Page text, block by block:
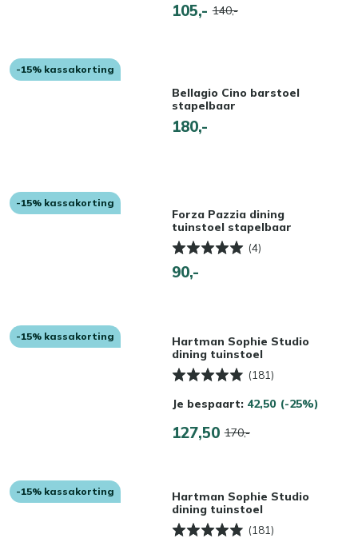
105,- 140,-
-15% kassakorting
Bellagio Cino barstoel
stapelbaar
180,-
-15% kassakorting
Forza Pazzia dining
tuinstoel stapelbaar
(4)
90,-
-15% kassakorting
Hartman Sophie Studio
dining tuinstoel
(181)
Je bespaart: 42,50 (-25%)
127,50 170,-
-15% kassakorting
Hartman Sophie Studio
dining tuinstoel
(181)